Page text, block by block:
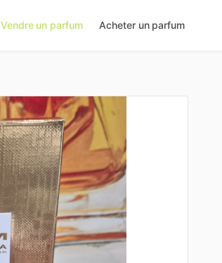
Vendre un parfum Acheter un parfum